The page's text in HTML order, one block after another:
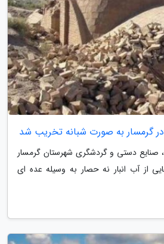
گرمسار به صورت شبانه تخریب شد
صنایع دستی و گردشگری شهرستان گرمسار
از آب انبار نه حصار به وسیله عده ای